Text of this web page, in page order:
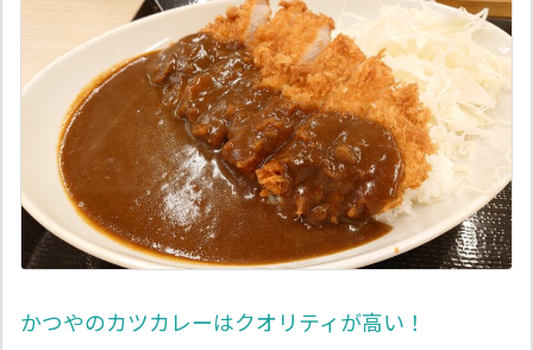
かつやのカツカレーはクオリティが高い！